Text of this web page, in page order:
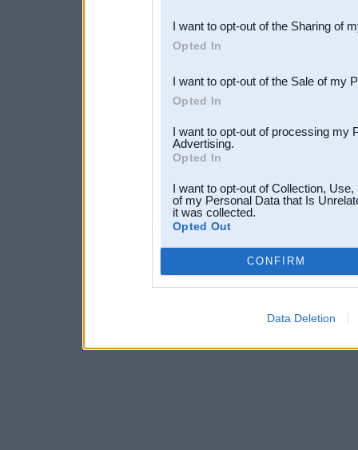
Downstream Participants
third parties.
I want to opt-out of the Sharing of
Opted In
I want to opt-out of the Sale of my
Opted In
I want to opt-out of processing my
Advertising.
Opted In
I want to opt-out of Collection,
of my Personal Data that Is
it was collected.
Opted Out
CONFIRM
Data Deletion